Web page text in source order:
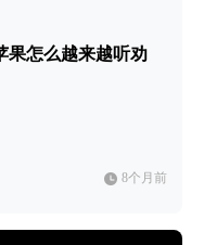
果怎么越来越听劝
8个月前